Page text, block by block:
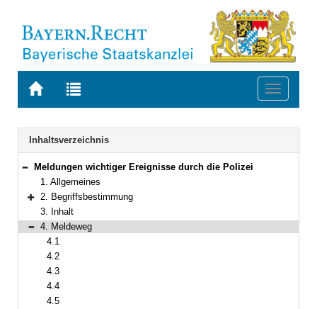
Zur
BAYERN.RECHT
Zur
letzten
Suche
Toggle
Navigation
Inhaltsverzeichnis
Bereich reduzieren
Meldungen wichtiger Ereignisse durch die Polizei
1. Allgemeines
Bereich erweitern
2. Begriffsbestimmung
3. Inhalt
Bereich reduzieren
4. Meldeweg
4.1
4.2
4.3
4.4
4.5